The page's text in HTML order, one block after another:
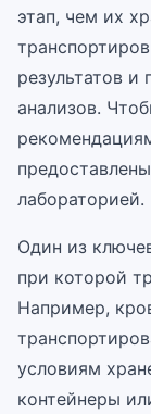
этап, чем их
результатов и
анализов.
лабораторией.
Один из
при которой
Например,
условиям
контейнеры